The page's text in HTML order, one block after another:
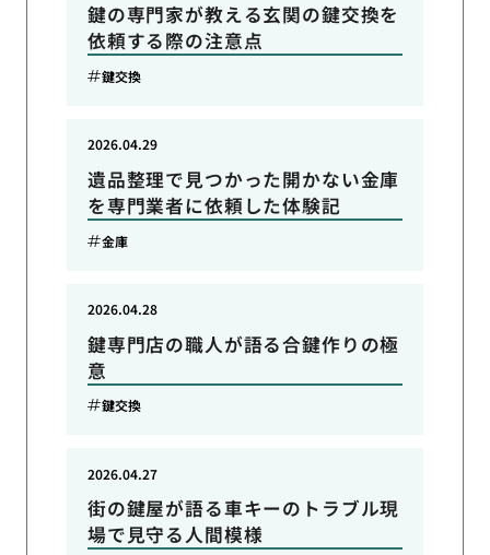
鍵の専門家が教える玄関の鍵交換を
依頼する際の注意点
鍵交換
遺品整理で見つかった開かない金庫
を専門業者に依頼した体験記
2026.04.29
金庫
鍵専門店の職人が語る合鍵作りの極
意
2026.04.28
鍵交換
街の鍵屋が語る車キーのトラブル現
場で見守る人間模様
2026.04.27